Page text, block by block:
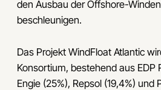
den Ausbau der Offshore-
beschleunigen.
Das Projekt WindFloat Atlantic
Konsortium, bestehend aus EDP
Engie (25%), Repsol (19,4%) und